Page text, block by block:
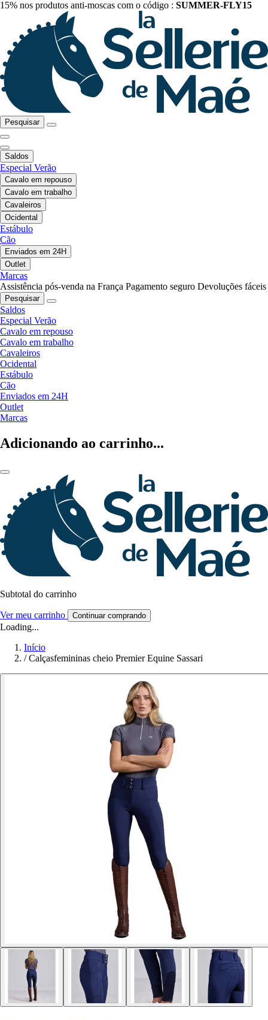
15% nos produtos anti-moscas com o código : SUMMER-FLY15
Pesquisar
Saldos
Especial Verão
Cavalo em repouso
Cavalo em trabalho
Cavaleiros
Ocidental
Estábulo
Cão
Enviados em 24H
Outlet
Marcas
Assistência pós-venda na França Pagamento seguro Devoluções fáceis
Pesquisar
Saldos
Especial Verão
Cavalo em repouso
Cavalo em trabalho
Cavaleiros
Ocidental
Estábulo
Cão
Enviados em 24H
Outlet
Marcas
Adicionando ao carrinho...
Subtotal do carrinho
Ver meu carrinho Continuar comprando
Loading...
Início
/ Calçasfemininas cheio Premier Equine Sassari